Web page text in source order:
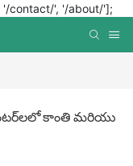
'/contact/', '/about/'];
కాంతి మరియు